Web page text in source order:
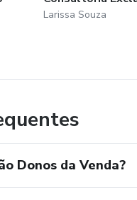
Larissa Souza
Donos da Venda?